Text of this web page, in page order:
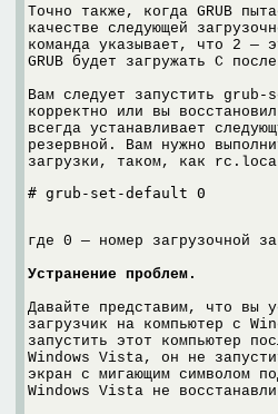
Точно также, когда GRUB
качестве следующей
команда указывает, что 2 —
GRUB будет загружать C
Вам следует запустить
корректно или вы
всегда устанавливает
резервной. Вам нужно
загрузки, таком, как
# grub-set-default 0
где 0 — номер загрузочной
Устранение проблем.
Давайте представим, что вы
загрузчик на компьютер с
запустить этот компьютер
Windows Vista, он не
экран с мигающим символом
Windows Vista не